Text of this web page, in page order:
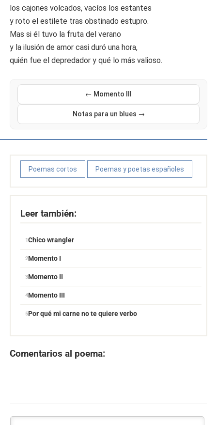
los cajones volcados, vacíos los estantes
y roto el estilete tras obstinado estupro.
Mas si él tuvo la fruta del verano
y la ilusión de amor casi duró una hora,
quién fue el depredador y qué lo más valioso.
← Momento III
Notas para un blues →
Poemas cortos Poemas y poetas españoles
Leer también:
Chico wrangler
Momento I
Momento II
Momento III
Por qué mi carne no te quiere verbo
Comentarios al poema: